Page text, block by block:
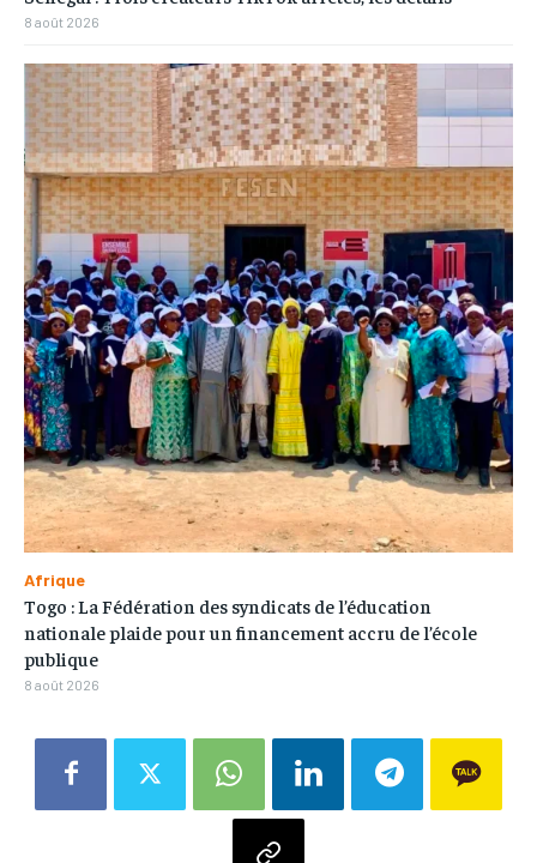
8 août 2026
Afrique
Togo : La Fédération des syndicats de l’éducation
nationale plaide pour un financement accru de l’école
publique
8 août 2026